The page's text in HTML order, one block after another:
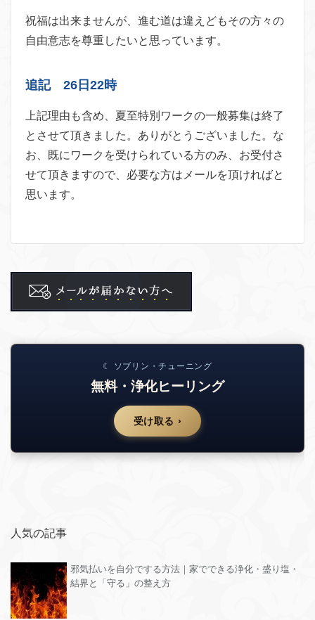
祝福は出来ませんが、進む道は違えどもその方々の
自由意志を尊重したいと思っています。
追記 26日22時
上記理由も含め、夏至特別ワークの一般募集は終了
とさせて頂きました。ありがとうございました。な
お、既にワークを受けられている方のみ、お受付さ
せて頂きますので、必要な方はメールを頂ければと
思います。
☾ ソブリン・チューニング
無料・浄化ヒーリング
受け取る ›
人気の記事
邪気払いを自分でする方法｜家でできる浄化・盛り塩・
結界と「守る」の整え方